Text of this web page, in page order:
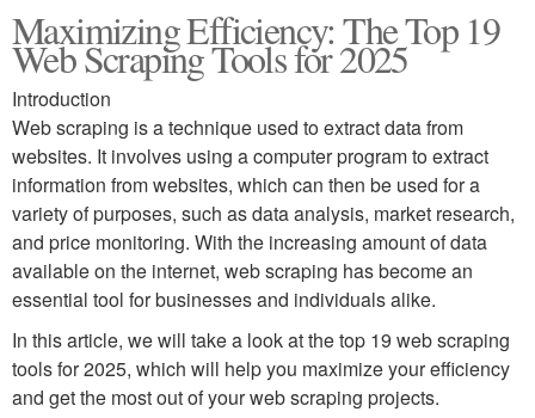
Maximizing Efficiency: The Top 19
Web Scraping Tools for 2025
Introduction
Web scraping is a technique used to extract data from
websites. It involves using a computer program to extract
information from websites, which can then be used for a
variety of purposes, such as data analysis, market research,
and price monitoring. With the increasing amount of data
available on the internet, web scraping has become an
essential tool for businesses and individuals alike.
In this article, we will take a look at the top 19 web scraping
tools for 2025, which will help you maximize your efficiency
and get the most out of your web scraping projects.